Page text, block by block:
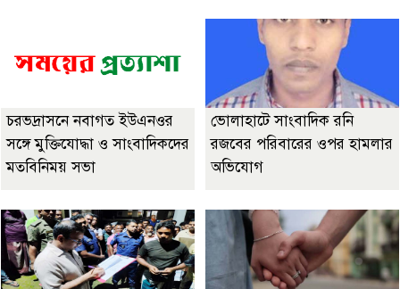
চরভদ্রাসনে নবাগত ইউএনওর
সঙ্গে মুক্তিযোদ্ধা ও সাংবাদিকদের
মতবিনিময় সভা
ভোলাহাটে সাংবাদিক রনি
রজবের পরিবারের ওপর হামলার
অভিযোগ